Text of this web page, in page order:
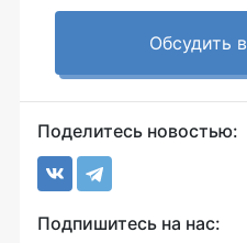
Обсудить
Поделитесь новостью:
Подпишитесь на нас: